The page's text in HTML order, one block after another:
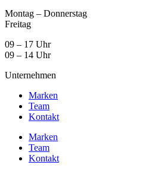
Montag – Donnerstag
Freitag
09 – 17 Uhr
09 – 14 Uhr
Unternehmen
Marken
Team
Kontakt
Marken
Team
Kontakt